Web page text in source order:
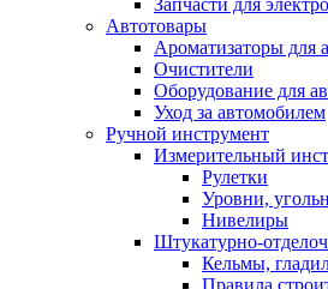
Автотовары
Ароматизаторы для
Очистители
Оборудование для
Уход за автомобилем
Ручной инструмент
Измерительный
Рулетки
Уровни,
Нивелиры
Штукатурно-
Кельмы,
Правила